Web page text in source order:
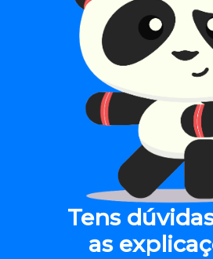
Tens
as